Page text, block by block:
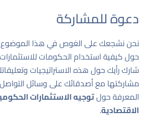
دعوة للمشاركة
نحن نشجعك على الغوص في هذا الموضوع
حول كيفية استخدام الحكومات للاستثمارات
شارك رأيك حول هذه الاستراتيجيات
مشاركتها مع أصدقائك على وسائل
المعرفة حولتوجيه الاستثمارات
الاقتصادية.